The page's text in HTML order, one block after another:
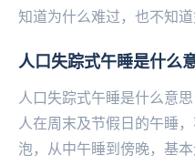
知道为什么难过，也不知
人口失踪式午睡是什么
人口失踪式午睡是什么意
人在周末及节假日的午睡
泡，从中午睡到傍晚，基